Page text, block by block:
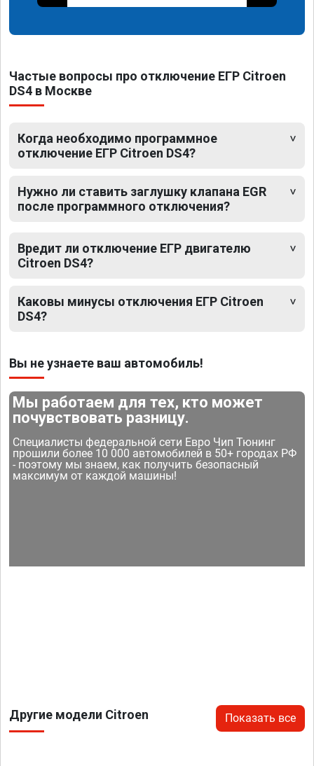
Частые вопросы про отключение ЕГР Citroen
DS4 в Москве
Когда необходимо программное
отключение ЕГР Citroen DS4?
Нужно ли ставить заглушку клапана EGR
после программного отключения?
Вредит ли отключение ЕГР двигателю
Citroen DS4?
Каковы минусы отключения ЕГР Citroen
DS4?
Вы не узнаете ваш автомобиль!
Мы работаем для тех, кто может
почувствовать разницу.
Специалисты федеральной сети Евро Чип Тюнинг
прошили более 10 000 автомобилей в 50+ городах РФ
- поэтому мы знаем, как получить безопасный
максимум от каждой машины!
Другие модели Citroen Показать все